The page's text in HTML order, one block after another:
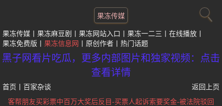
果冻传媒
果冻传媒 果冻麻豆剧 果冻网站入口 果冻一二三
在线播放
果冻免费版
果冻信息网 原创作者 热门话题
黑子网看片吃瓜，更多内部图片和独家视频：点击
查看详情
首页 百家杂谈
返回上页
客帮朋友买彩票中百万大奖后反目-买票人起诉索要奖金-被法院驳回